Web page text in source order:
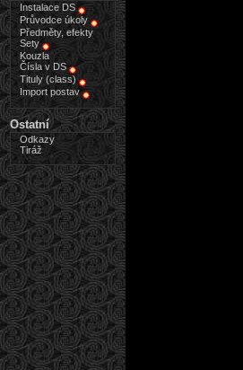
Instalace DS
Průvodce úkoly
Předměty, efekty
Sety
Kouzla
Čísla v DS
Tituly (class)
Import postav
Ostatní
Odkazy
Tiráž